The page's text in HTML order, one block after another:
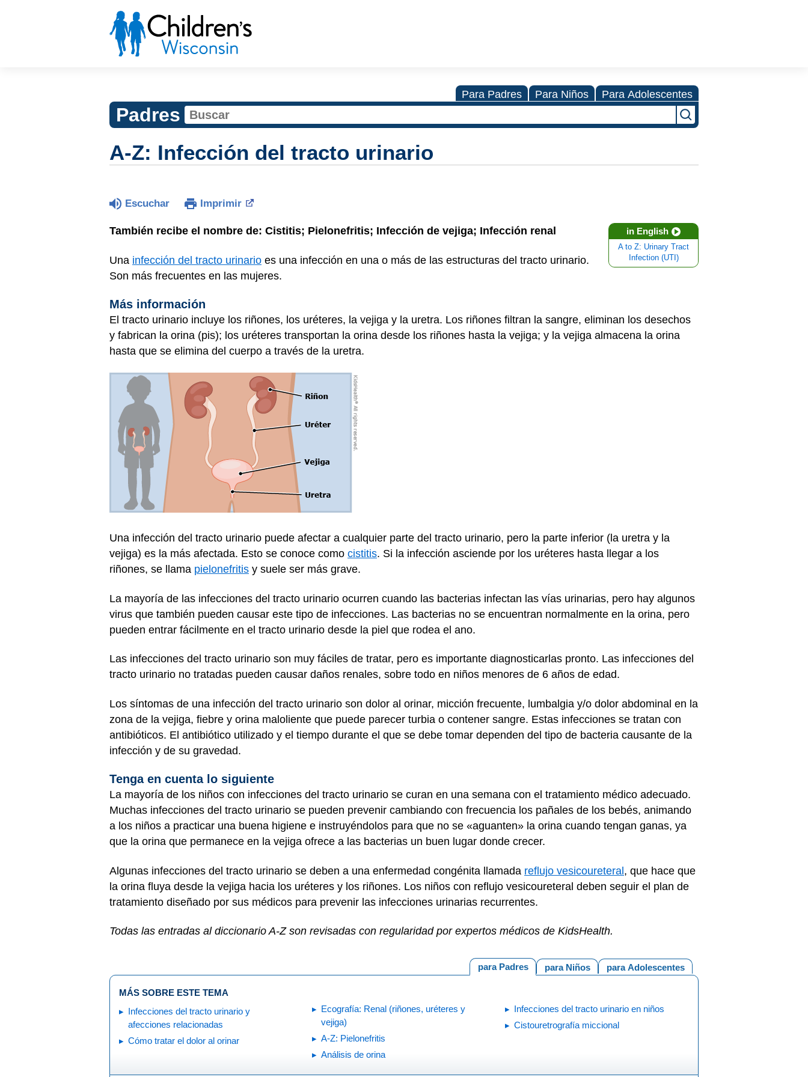
Para Padres Para Niños Para Adolescentes
Padres
A-Z: Infección del tracto urinario
Escuchar Imprimir
in English
A to Z: Urinary Tract
Infection (UTI)
También recibe el nombre de: Cistitis; Pielonefritis; Infección de vejiga; Infección renal
Una infección del tracto urinario es una infección en una o más de las estructuras del tracto urinario.
Son más frecuentes en las mujeres.
Más información
El tracto urinario incluye los riñones, los uréteres, la vejiga y la uretra. Los riñones filtran la sangre, eliminan los desechos
y fabrican la orina (pis); los uréteres transportan la orina desde los riñones hasta la vejiga; y la vejiga almacena la orina
hasta que se elimina del cuerpo a través de la uretra.
Una infección del tracto urinario puede afectar a cualquier parte del tracto urinario, pero la parte inferior (la uretra y la
vejiga) es la más afectada. Esto se conoce como cistitis. Si la infección asciende por los uréteres hasta llegar a los
riñones, se llama pielonefritis y suele ser más grave.
La mayoría de las infecciones del tracto urinario ocurren cuando las bacterias infectan las vías urinarias, pero hay algunos
virus que también pueden causar este tipo de infecciones. Las bacterias no se encuentran normalmente en la orina, pero
pueden entrar fácilmente en el tracto urinario desde la piel que rodea el ano.
Las infecciones del tracto urinario son muy fáciles de tratar, pero es importante diagnosticarlas pronto. Las infecciones del
tracto urinario no tratadas pueden causar daños renales, sobre todo en niños menores de 6 años de edad.
Los síntomas de una infección del tracto urinario son dolor al orinar, micción frecuente, lumbalgia y/o dolor abdominal en la
zona de la vejiga, fiebre y orina maloliente que puede parecer turbia o contener sangre. Estas infecciones se tratan con
antibióticos. El antibiótico utilizado y el tiempo durante el que se debe tomar dependen del tipo de bacteria causante de la
infección y de su gravedad.
Tenga en cuenta lo siguiente
La mayoría de los niños con infecciones del tracto urinario se curan en una semana con el tratamiento médico adecuado.
Muchas infecciones del tracto urinario se pueden prevenir cambiando con frecuencia los pañales de los bebés, animando
a los niños a practicar una buena higiene e instruyéndolos para que no se «aguanten» la orina cuando tengan ganas, ya
que la orina que permanece en la vejiga ofrece a las bacterias un buen lugar donde crecer.
Algunas infecciones del tracto urinario se deben a una enfermedad congénita llamada reflujo vesicoureteral, que hace que
la orina fluya desde la vejiga hacia los uréteres y los riñones. Los niños con reflujo vesicoureteral deben seguir el plan de
tratamiento diseñado por sus médicos para prevenir las infecciones urinarias recurrentes.
Todas las entradas al diccionario A-Z son revisadas con regularidad por expertos médicos de KidsHealth.
para Adolescentes
para Niños
para Padres
MÁS SOBRE ESTE TEMA
Infecciones del tracto urinario y
afecciones relacionadas
Cómo tratar el dolor al orinar
Ecografía: Renal (riñones, uréteres y
vejiga)
A-Z: Pielonefritis
Análisis de orina
Infecciones del tracto urinario en niños
Cistouretrografía miccional